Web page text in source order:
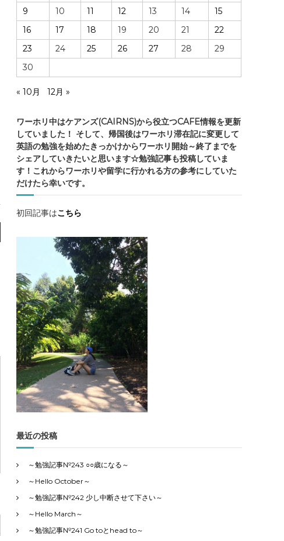
際
・
ケ
ア
ズ
の
C
F
E
情
報
・
ケ
ア
ズ
光
強
記
事
の
4
カ
テ
ゴ
リ
ー
で
す
9
10 11 12 13 14
15
16
17 18 19 20 21
22
23
24 25 26 27 28
29
30
« 10月 12月 »
ワーホリ中はケアンズ(CAIRNS)から役立つCAFE情報を更新
していました！ そして、帰国後はワーホリ滞在記に変更して
英語の勉強を始めたきっかけからワーホリ開始～終了までを
シェアしていきたいと思います☆勉強記事も投稿していま
す！これからワーホリや留学に行かれる方の参考にしていた
だけたら幸いです。
初回記事はこちら
最近の投稿
～勉強記事№243 ○○歳になる～
～Hello October～
～勉強記事№242 少し中断させて下さい～
～Hello March～
～勉強記事№241 Go toとhead to～